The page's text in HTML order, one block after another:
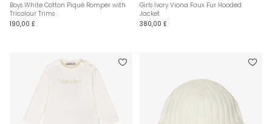
Boys White Cotton Piqué Romper with
Tricolour Trims
190,00 £
Girls Ivory Viona Faux Fur Hooded
Jacket
380,00 £